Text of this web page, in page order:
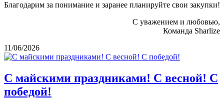
Благодарим за понимание и заранее планируйте свои закупки!
С уважением и любовью,
Команда Sharlize
11/06/2026
С майскими праздниками! С весной! С
победой!